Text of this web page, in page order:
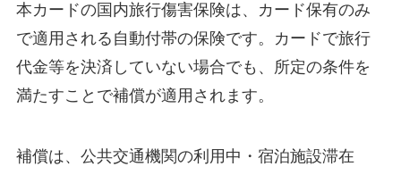
本カードの国内旅行傷害保険は、カード保有のみ
で適用される自動付帯の保険です。カードで旅行
代金等を決済していない場合でも、所定の条件を
満たすことで補償が適用されます。
補償は、公共交通機関の利用中・宿泊施設滞在